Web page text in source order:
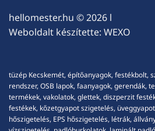
hellomester.hu © 2026 l
Weboldalt készítette: WEXO
tüzép Kecskemét, építőanyagok, festékbolt,
rendszer, OSB lapok, faanyagok, gerendák,
termékek, vakolatok, glettek, diszperzit
festékek, kőzetgyapot szigetelés,
hőszigetelés, EPS hőszigetelés, létrák,